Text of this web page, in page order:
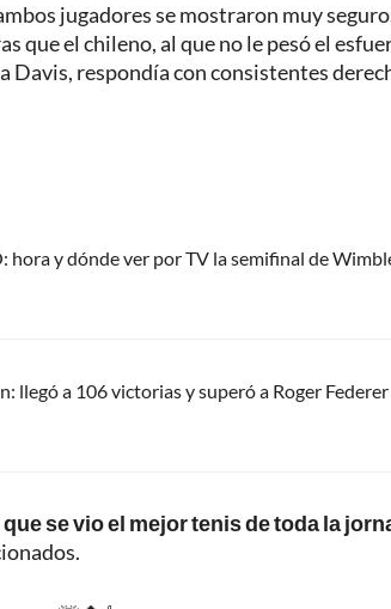
jugadores se mostraron muy
el chileno, al que no le pesó el
Davis, respondía con consistentes
hora y dónde ver por TV la semifinal de
llegó a 106 victorias y superó a Roger Federer
se vio el mejor tenis de toda la